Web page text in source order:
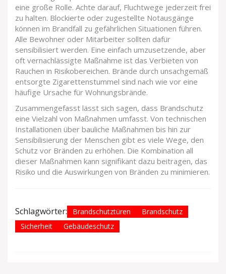
eine große Rolle. Achte darauf, Fluchtwege jederzeit frei
zu halten. Blockierte oder zugestellte Notausgänge
können im Brandfall zu gefährlichen Situationen führen.
Alle Bewohner oder Mitarbeiter sollten dafür
sensibilisiert werden. Eine einfach umzusetzende, aber
oft vernachlässigte Maßnahme ist das Verbieten von
Rauchen in Risikobereichen. Brände durch unsachgemäß
entsorgte Zigarettenstummel sind nach wie vor eine
häufige Ursache für Wohnungsbrände.
Zusammengefasst lässt sich sagen, dass Brandschutz
eine Vielzahl von Maßnahmen umfasst. Von technischen
Installationen über bauliche Maßnahmen bis hin zur
Sensibilisierung der Menschen gibt es viele Wege, den
Schutz vor Bränden zu erhöhen. Die Kombination all
dieser Maßnahmen kann signifikant dazu beitragen, das
Risiko und die Auswirkungen von Bränden zu minimieren.
Schlagwörter: Brandschutztüren
Brandschutz
Sicherheit
Gebäudeschutz